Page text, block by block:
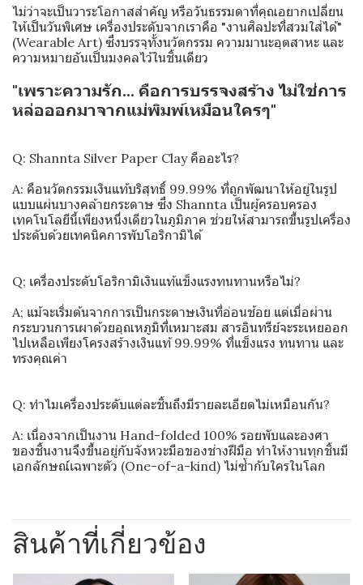
ไม่ว่าจะเป็นวาระโอกาสสำคัญ หรือวันธรรมดาที่คุณอยากเปลี่ยน
ให้เป็นวันพิเศษ เครื่องประดับจากเราคือ "งานศิลปะที่สวมใส่ได้"
(Wearable Art) ซึ่งบรรจุทั้งนวัตกรรม ความมานะอุตสาหะ และ
ความหมายอันเป็นมงคลไว้ในชิ้นเดียว
"เพราะความรัก... คือการบรรจงสร้าง ไม่ใช่การ
หล่อออกมาจากแม่พิมพ์เหมือนใครๆ"
Q: Shannta Silver Paper Clay คืออะไร?
A: คือนวัตกรรมเงินแท้บริสุทธิ์ 99.99% ที่ถูกพัฒนาให้อยู่ในรูป
แบบแผ่นบางคล้ายกระดาษ ซึ่ง Shannta เป็นผู้ครอบครอง
เทคโนโลยีนี้เพียงหนึ่งเดียวในภูมิภาค ช่วยให้สามารถขึ้นรูปเครื่อง
ประดับด้วยเทคนิคการพับโอริกามิได้
Q; เครื่องประดับโอริกามิเงินแท้แข็งแรงทนทานหรือไม่?
A; แม้จะเริ่มต้นจากการเป็นกระดาษเงินที่อ่อนช้อย แต่เมื่อผ่าน
กระบวนการเผาด้วยอุณหภูมิที่เหมาะสม สารอินทรีย์จะระเหยออก
ไปเหลือเพียงโครงสร้างเงินแท้ 99.99% ที่แข็งแรง ทนทาน และ
ทรงคุณค่า
Q: ทำไมเครื่องประดับแต่ละชิ้นถึงมีรายละเอียดไม่เหมือนกัน?
A: เนื่องจากเป็นงาน Hand-folded 100% รอยพับและองศา
ของชิ้นงานจึงขึ้นอยู่กับจังหวะมือของช่างฝีมือ ทำให้งานทุกชิ้นมี
เอกลักษณ์เฉพาะตัว (One-of-a-kind) ไม่ซ้ำกับใครในโลก
สินค้าที่เกี่ยวข้อง